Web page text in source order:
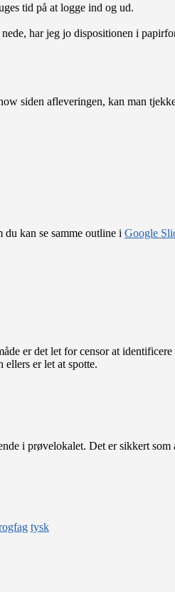
tid på at logge ind og ud.
har jeg jo dispositionen i
siden afleveringen, kan man
du kan se samme outline i Google
er det let for censor at
er let at spotte.
i prøvelokalet. Det er sikkert
tysk